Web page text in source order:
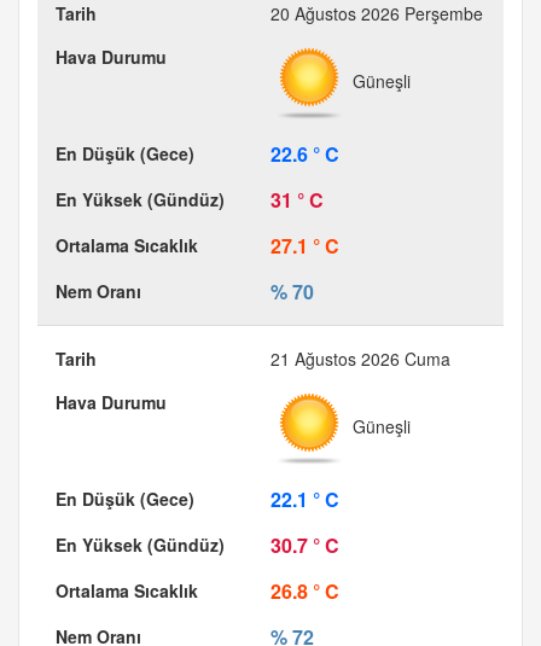
20 Ağustos 2026 Perşembe
Güneşli
22.6 ° C
31 ° C
27.1 ° C
% 70
21 Ağustos 2026 Cuma
Güneşli
22.1 ° C
30.7 ° C
26.8 ° C
% 72